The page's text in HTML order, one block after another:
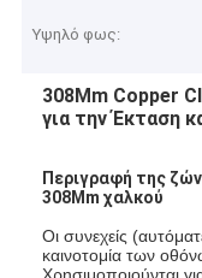
Υψηλό φως:
308Mm Copper
για την Έκταση
Περιγραφή της
308Mm χαλκού
Οι συνεχείς
καινοτομία των